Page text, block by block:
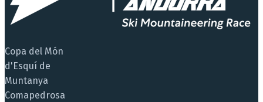
Copa del Món
d'Esquí de
Muntanya
Comapedrosa